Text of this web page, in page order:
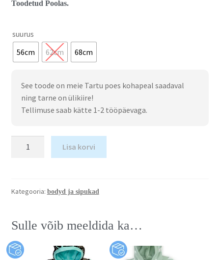
Toodetud Poolas.
suurus
56cm
62cm 68cm
See toode on meie Tartu poes kohapeal saadaval
ning tarne on ülikiire!
Tellimuse saab kätte 1-2 tööpäevaga.
Lisa korvi
Kategooria: bodyd ja sipukad
Sulle võib meeldida ka…